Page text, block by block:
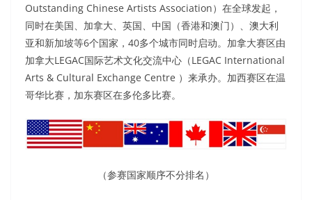
Outstanding Chinese Artists Association）在全球发起，
同时在美国、加拿大、英国、中国（香港和澳门）、澳大利
亚和新加坡等6个国家，40多个城市同时启动。加拿大赛区由
加拿大LEGAC国际艺术文化交流中心（LEGAC International
Arts & Cultural Exchange Centre ）来承办。加西赛区在温
哥华比赛，加东赛区在多伦多比赛。
（参赛国家顺序不分排名）